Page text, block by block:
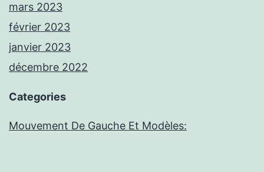
mars 2023
février 2023
janvier 2023
décembre 2022
Categories
Mouvement De Gauche Et Modèles: